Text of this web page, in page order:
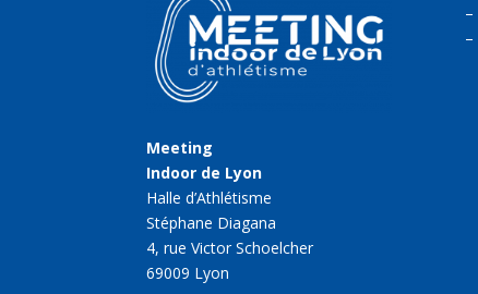
Meeting
Indoor de Lyon
Halle d’Athlétisme
Stéphane Diagana
4, rue Victor Schoelcher
69009 Lyon
–
–